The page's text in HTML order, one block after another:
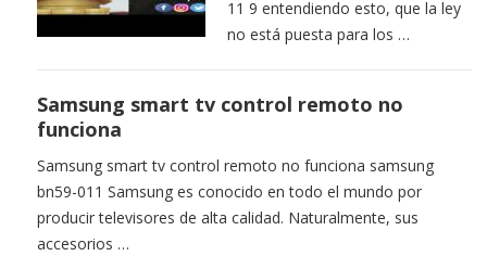
11 9 entendiendo esto, que la ley
no está puesta para los …
Samsung smart tv control remoto no
funciona
Samsung smart tv control remoto no funciona samsung
bn59-011 Samsung es conocido en todo el mundo por
producir televisores de alta calidad. Naturalmente, sus
accesorios …